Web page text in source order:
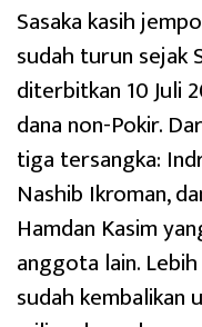
Sasaka kasih
sudah turun sejak
diterbitkan 10 Juli
dana non-Pokir.
tiga tersangka:
Nashib Ikroman,
Hamdan Kasim
anggota lain.
sudah kembalikan